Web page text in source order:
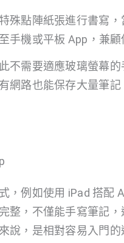
殊點陣紙張進行書寫
手機或平板 App，兼
不需要適應玻璃螢幕
網路也能保存大量筆
，例如使用 iPad 搭
整，不僅能手寫筆記
說，是相對容易入門的